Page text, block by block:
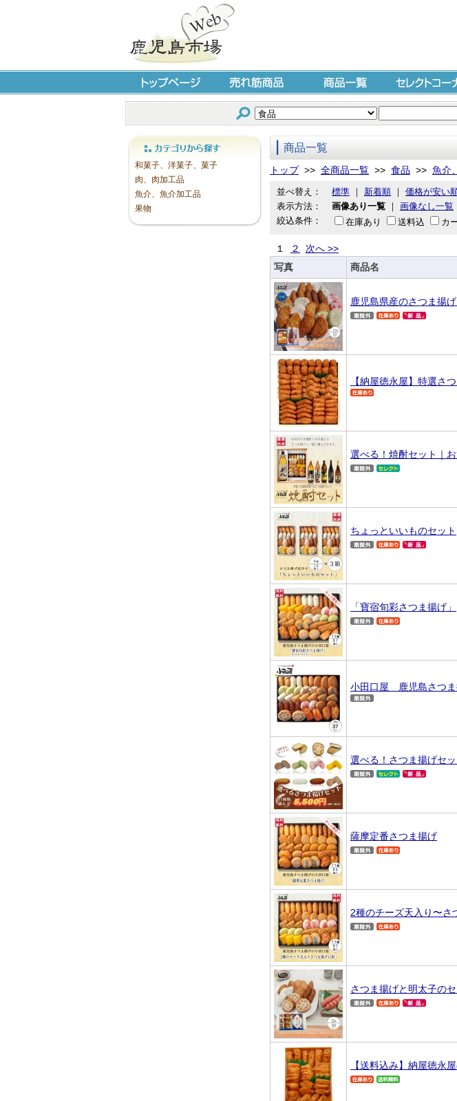
トップページ 売れ筋商品 商品一覧 セレクトコー
カテゴリから探す
和菓子、洋菓子、菓子
肉、肉加工品
魚介、魚介加工品
果物
商品一覧
トップ>> 全商品一覧 >> 食品 >> 魚介
並べ替え： 標準 ｜ 新着順 ｜ 価格が安い
表示方法：
画像あり一覧 ｜ 画像なし一覧
絞込条件：
在庫あり 送料込 カ
１ ２
次へ >>
写真
商品名
鹿児島県産のさつま揚
【納屋徳永屋】特選さ
選べる！焼酎セット｜
ちょっといいものセット
「寶宿旬彩さつま揚げ」
小田口屋 鹿児島さつま
選べる！さつま揚げセ
薩摩定番さつま揚げ
2種のチーズ天入り〜さ
さつま揚げと明太子のセ
【送料込み】納屋徳永